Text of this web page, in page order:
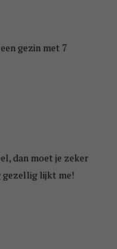
gezin met 7
dan moet je zeker
gezellig lijkt me!